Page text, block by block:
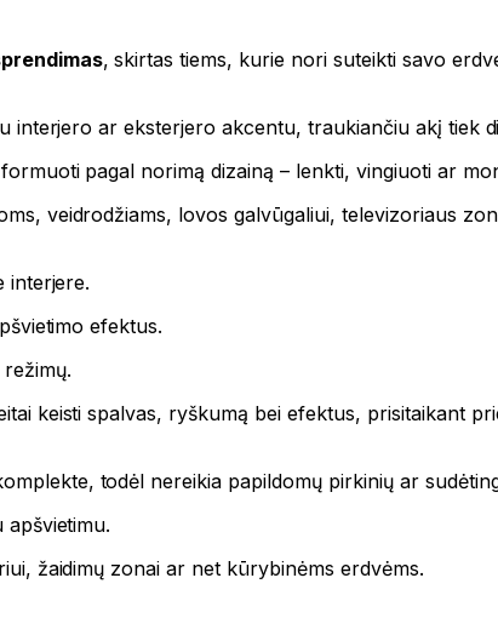
, skirtas tiems, kurie nori suteikti savo
interjero ar eksterjero akcentu, traukiančiu akį tiek
pagal norimą dizainą – lenkti, vingiuoti ar
veidrodžiams, lovos galvūgaliui, televizoriaus
interjere.
efektus.
keisti spalvas, ryškumą bei efektus, prisitaikant
todėl nereikia papildomų pirkinių ar
žaidimų zonai ar net kūrybinėms erdvėms.